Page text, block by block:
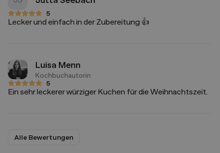
5
5 von 5 Sternen
Lecker und einfach in der Zubereitung 👍
Luisa Menn
Kochbuchautorin
5
5 von 5 Sternen
Ein sehr leckerer würziger Kuchen für die Weihnachtszeit.
Alle Bewertungen